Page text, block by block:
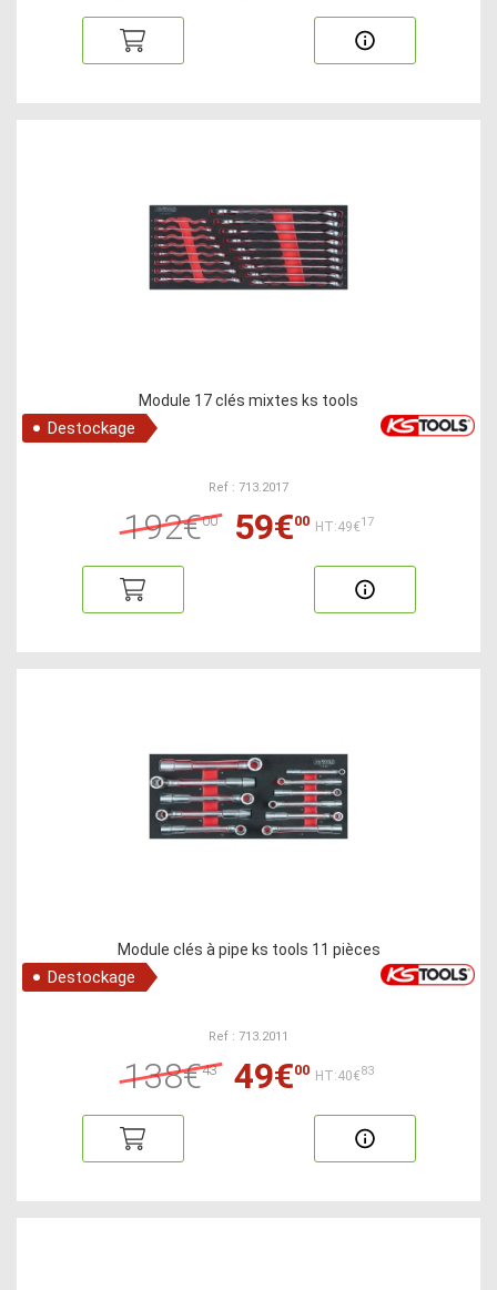
Module 17 clés mixtes ks tools
Destockage
Ref : 713.2017
192€00 59€00 HT:49€17
Module clés à pipe ks tools 11 pièces
Destockage
Ref : 713.2011
138€43 49€00 HT:40€83